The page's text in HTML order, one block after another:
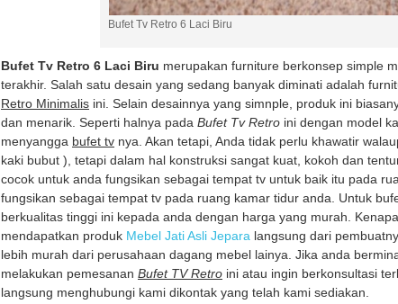
Bufet Tv Retro 6 Laci Biru
Bufet Tv Retro 6 Laci Biru merupakan furniture berkonsep simple
terakhir. Salah satu desain yang sedang banyak diminati adalah
Retro Minimalis ini. Selain desainnya yang simnple, produk ini
dan menarik. Seperti halnya pada Bufet Tv Retro ini dengan model
menyangga bufet tv nya. Akan tetapi, Anda tidak perlu khawatir
kaki bubut ), tetapi dalam hal konstruksi sangat kuat, kokoh dan
cocok untuk anda fungsikan sebagai tempat tv untuk baik itu pada
fungsikan sebagai tempat tv pada ruang kamar tidur anda. Untuk
berkualitas tinggi ini kepada anda dengan harga yang murah.
mendapatkan produk Mebel Jati Asli Jepara langsung dari
lebih murah dari perusahaan dagang mebel lainya. Jika anda
melakukan pemesanan Bufet TV Retro ini atau ingin berkonsultasi
langsung menghubungi kami dikontak yang telah kami sediakan.